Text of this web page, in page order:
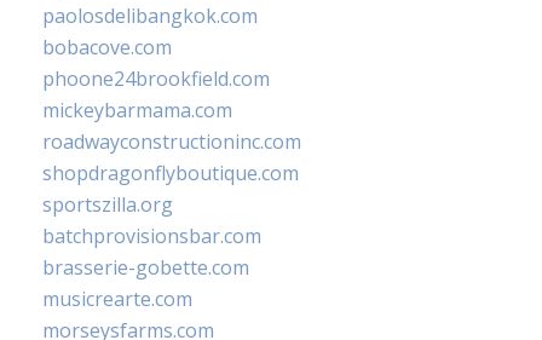
paolosdelibangkok.com
bobacove.com
phoone24brookfield.com
mickeybarmama.com
roadwayconstructioninc.com
shopdragonflyboutique.com
sportszilla.org
batchprovisionsbar.com
brasserie-gobette.com
musicrearte.com
morseysfarms.com